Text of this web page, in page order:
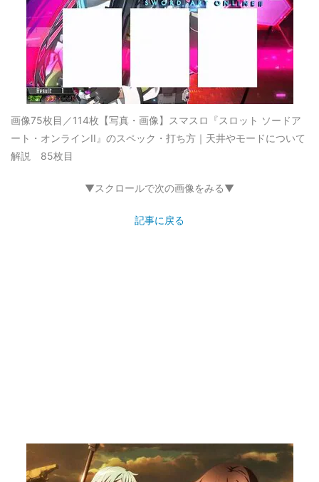
画像75枚目／114枚 【写真・画像】スマスロ『スロット ソードア
ート・オンラインII』のスペック・打ち方｜天井やモードについて
解説 85枚目
▼スクロールで次の画像をみる▼
記事に戻る